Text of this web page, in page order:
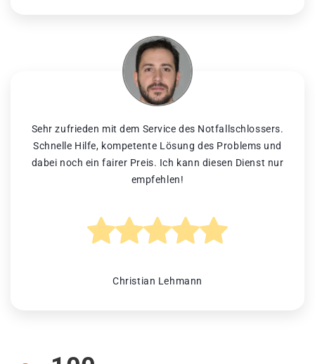
Sehr zufrieden mit dem Service des Notfallschlossers.
Schnelle Hilfe, kompetente Lösung des Problems und
dabei noch ein fairer Preis. Ich kann diesen Dienst nur
empfehlen!
Christian Lehmann